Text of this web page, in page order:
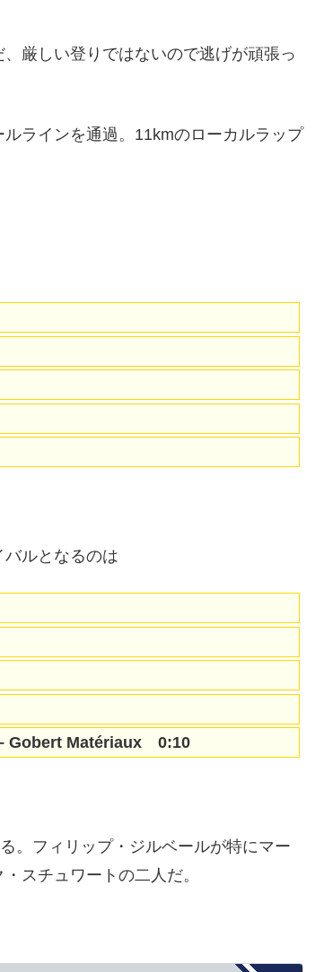
厳しい登りではないので逃げが頑張っ
ラインを通過。11kmのローカルラップ
ルとなるのは
Gobert Matériaux 0:10
。フィリップ・ジルベールが特にマー
スチュワートの二人だ。